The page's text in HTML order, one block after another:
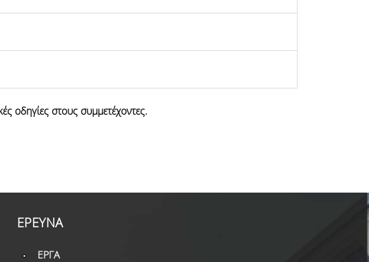
οδηγίες στους συμμετέχοντες.
ΕΡΕΥΝΑ
ΕΡΓΑ